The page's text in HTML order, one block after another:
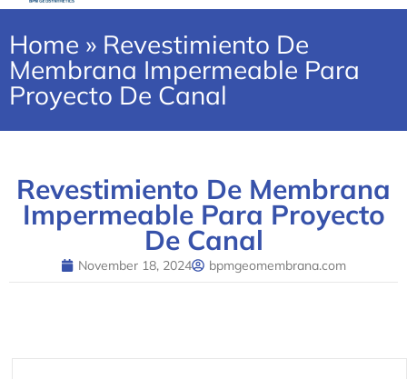
Home » Revestimiento De
Membrana Impermeable Para
Proyecto De Canal
Revestimiento De Membrana
Impermeable Para Proyecto
De Canal
November 18, 2024 bpmgeomembrana.com